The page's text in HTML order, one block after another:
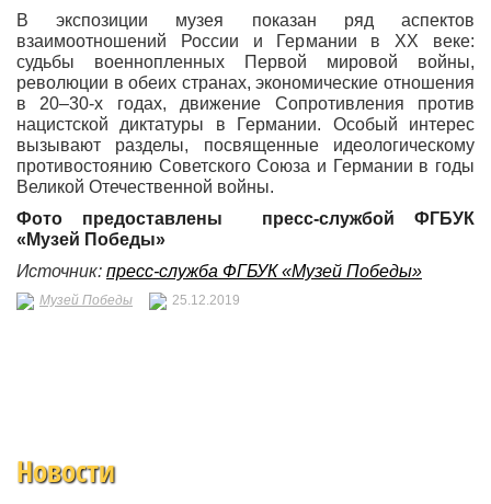
В экспозиции музея показан ряд аспектов
взаимоотношений России и Германии в XX веке:
судьбы военнопленных Первой мировой войны,
революции в обеих странах, экономические отношения
в 20–30-х годах, движение Сопротивления против
нацистской диктатуры в Германии. Особый интерес
вызывают разделы, посвященные идеологическому
противостоянию Советского Союза и Германии в годы
Великой Отечественной войны.
Фото предоставлены пресс-службой ФГБУК
«Музей Победы»
Источник: пресс-служба ФГБУК «Музей Победы»
Музей Победы 25.12.2019
Новости